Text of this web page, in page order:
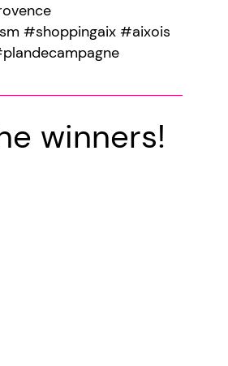
#shoppingaix #aixois
winners!